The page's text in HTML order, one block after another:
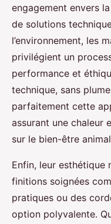
engagement envers
de solutions
l’environnement, les
privilégient un
performance et
technique, sans
parfaitement cette
assurant une chaleur
sur le bien-être
Enfin, leur esthétique
finitions soignées
pratiques ou des
option polyvalente.